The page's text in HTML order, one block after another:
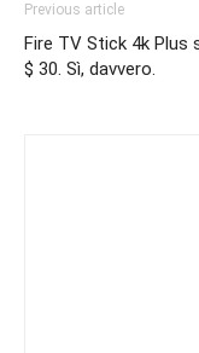
Previous article
Fire TV Stick 4k Plus
$ 30. Sì, davvero.